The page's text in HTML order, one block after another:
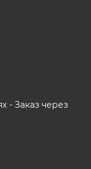
- Заказ через